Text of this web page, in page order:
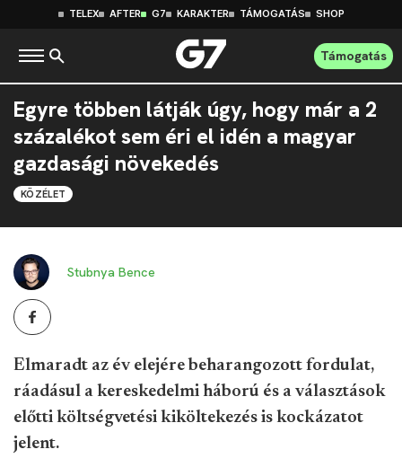
TELEX AFTER G7 KARAKTER TÁMOGATÁS SHOP
Támogatás
Egyre többen látják úgy, hogy már a 2
százalékot sem éri el idén a magyar
gazdasági növekedés
KÖZÉLET
Stubnya Bence
Elmaradt az év elejére beharangozott fordulat,
ráadásul a kereskedelmi háború és a választások
előtti költségvetési kiköltekezés is kockázatot
jelent.